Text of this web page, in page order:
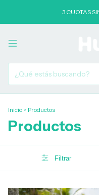
3 CUOTAS SIN INTERÉS |
Inicio > Productos
Productos
Filtrar